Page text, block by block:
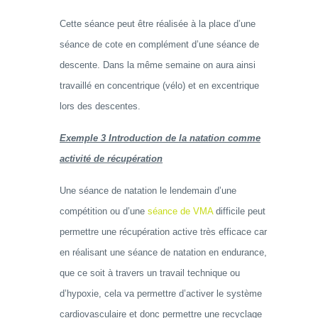
Cette séance peut être réalisée à la place d’une
séance de cote en complément d’une séance de
descente. Dans la même semaine on aura ainsi
travaillé en concentrique (vélo) et en excentrique
lors des descentes.
Exemple 3 Introduction de la natation comme
activité de récupération
Une séance de natation le lendemain d’une
compétition ou d’une séance de VMA difficile peut
permettre une récupération active très efficace car
en réalisant une séance de natation en endurance,
que ce soit à travers un travail technique ou
d’hypoxie, cela va permettre d’activer le système
cardiovasculaire et donc permettre une recyclage